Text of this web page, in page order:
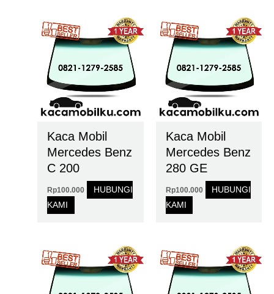
Kaca Mobil
Mercedes Benz
C 200
Rp100.000
HUBUNGI
KAMI
Kaca Mobil
Mercedes Benz
280 GE
Rp100.000
HUBUNGI
KAMI